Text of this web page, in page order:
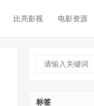
比亮影视 电影资源
标签